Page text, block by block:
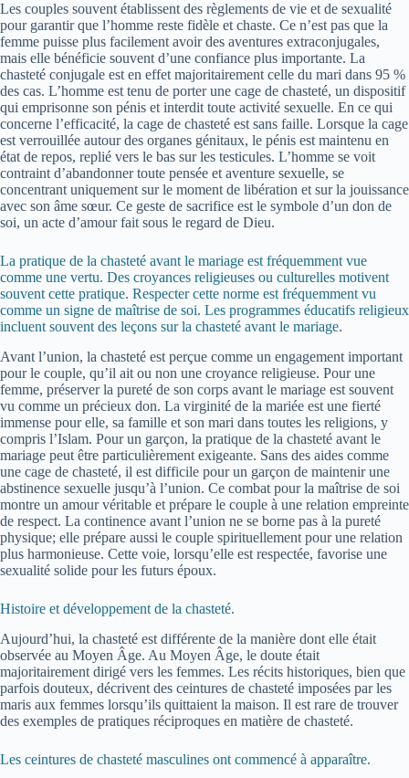
Les couples souvent établissent des règlements de vie et de sexualité
pour garantir que l’homme reste fidèle et chaste. Ce n’est pas que la
femme puisse plus facilement avoir des aventures extraconjugales,
mais elle bénéficie souvent d’une confiance plus importante. La
chasteté conjugale est en effet majoritairement celle du mari dans 95 %
des cas. L’homme est tenu de porter une cage de chasteté, un dispositif
qui emprisonne son pénis et interdit toute activité sexuelle. En ce qui
concerne l’efficacité, la cage de chasteté est sans faille. Lorsque la cage
est verrouillée autour des organes génitaux, le pénis est maintenu en
état de repos, replié vers le bas sur les testicules. L’homme se voit
contraint d’abandonner toute pensée et aventure sexuelle, se
concentrant uniquement sur le moment de libération et sur la jouissance
avec son âme sœur. Ce geste de sacrifice est le symbole d’un don de
soi, un acte d’amour fait sous le regard de Dieu.
La pratique de la chasteté avant le mariage est fréquemment vue
comme une vertu. Des croyances religieuses ou culturelles motivent
souvent cette pratique. Respecter cette norme est fréquemment vu
comme un signe de maîtrise de soi. Les programmes éducatifs religieux
incluent souvent des leçons sur la chasteté avant le mariage.
Avant l’union, la chasteté est perçue comme un engagement important
pour le couple, qu’il ait ou non une croyance religieuse. Pour une
femme, préserver la pureté de son corps avant le mariage est souvent
vu comme un précieux don. La virginité de la mariée est une fierté
immense pour elle, sa famille et son mari dans toutes les religions, y
compris l’Islam. Pour un garçon, la pratique de la chasteté avant le
mariage peut être particulièrement exigeante. Sans des aides comme
une cage de chasteté, il est difficile pour un garçon de maintenir une
abstinence sexuelle jusqu’à l’union. Ce combat pour la maîtrise de soi
montre un amour véritable et prépare le couple à une relation empreinte
de respect. La continence avant l’union ne se borne pas à la pureté
physique; elle prépare aussi le couple spirituellement pour une relation
plus harmonieuse. Cette voie, lorsqu’elle est respectée, favorise une
sexualité solide pour les futurs époux.
Histoire et développement de la chasteté.
Aujourd’hui, la chasteté est différente de la manière dont elle était
observée au Moyen Âge. Au Moyen Âge, le doute était
majoritairement dirigé vers les femmes. Les récits historiques, bien que
parfois douteux, décrivent des ceintures de chasteté imposées par les
maris aux femmes lorsqu’ils quittaient la maison. Il est rare de trouver
des exemples de pratiques réciproques en matière de chasteté.
Les ceintures de chasteté masculines ont commencé à apparaître.